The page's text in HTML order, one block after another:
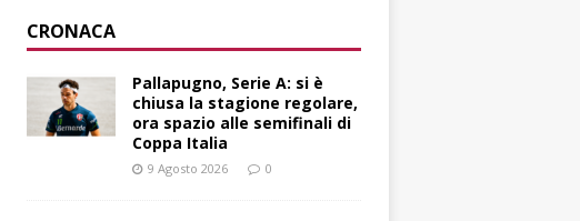
CRONACA
Pallapugno, Serie A: si è
chiusa la stagione regolare,
ora spazio alle semifinali di
Coppa Italia
9 Agosto 2026 0